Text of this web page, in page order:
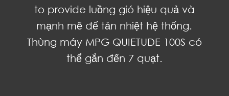
to provide luồng gió hiệu quả và
mạnh mẽ để tản nhiệt hệ thống.
Thùng máy MPG QUIETUDE 100S có
thể gắn đến 7 quạt.